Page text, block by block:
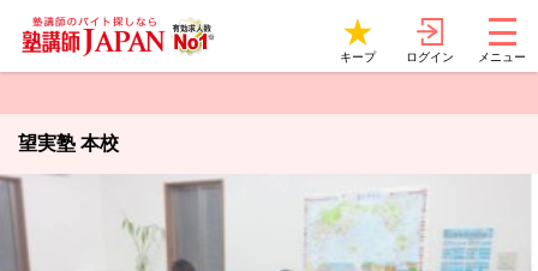
キープ ログイン メニュー
望実塾 本校